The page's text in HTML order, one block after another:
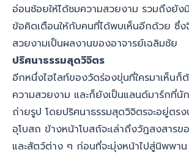
อ่อนช้อยให้ได้ชมความสวยงาม รวมถึงยัง
ข้อคิดเตือนให้กับคนที่ได้พบเห็นอีกด้วย ซึ่ง
สวยงามเป็นผลงานของอาจารย์เฉลิมชัย
ปริศนาธรรมสุดวิจิตร
อีกหนึ่งไฮไลท์ของวัดร่องขุ่นที่ใครมาเห็นก็
ความสวยงาม และก็ยังเป็นแลนด์มาร์กที่นั
ถ่ายรูป โดยปริศนาธรรมสุดวิจิตรจะอยู่ตรง
อุโบสถ ข้างหน้าโบสถ์จะเล่าถึงวัฎสงสาร
และสัตว์ต่าง ๆ ก่อนที่จะมุ่งหน้าไปสู่นิพพาน